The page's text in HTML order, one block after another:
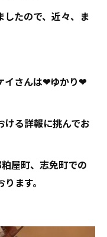
たので、近々、ま
イさんは❤ゆかり❤
ける詳報に挑んでお
屋町、志免町での
ます。